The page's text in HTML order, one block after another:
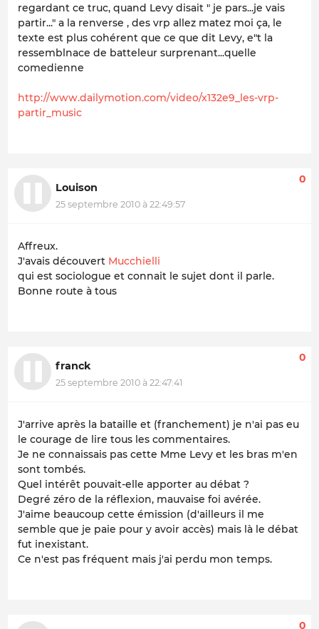
regardant ce truc, quand Levy disait " je pars...je vais
partir..." a la renverse , des vrp allez matez moi ça, le
texte est plus cohérent que ce que dit Levy, e"t la
ressemblnace de batteleur surprenant...quelle
comedienne
http://www.dailymotion.com/video/x132e9_les-vrp-
partir_music
Louison
25 septembre 2010 à 22:49:57
0
Affreux.
J'avais découvert Mucchielli
qui est sociologue et connait le sujet dont il parle.
Bonne route à tous
franck
25 septembre 2010 à 22:47:41
0
J'arrive après la bataille et (franchement) je n'ai pas eu
le courage de lire tous les commentaires.
Je ne connaissais pas cette Mme Levy et les bras m'en
sont tombés.
Quel intérêt pouvait-elle apporter au débat ?
Degré zéro de la réflexion, mauvaise foi avérée.
J'aime beaucoup cette émission (d'ailleurs il me
semble que je paie pour y avoir accès) mais là le débat
fut inexistant.
Ce n'est pas fréquent mais j'ai perdu mon temps.
0